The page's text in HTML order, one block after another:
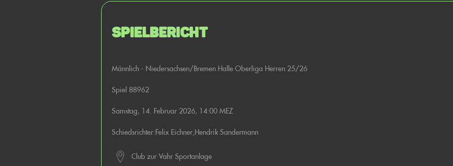
Spielbericht
Männlich - Niedersachsen/Bremen Halle Oberliga Herren 25/26
Spiel 88962
Samstag, 14. Februar 2026, 14:00 MEZ
Schiedsrichter:Felix Eichner,Hendrik Sandermann
Club zur Vahr Sportanlage